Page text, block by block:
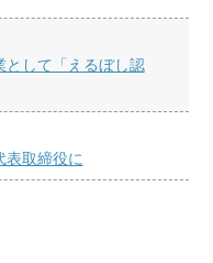
として「えるぼし認
表取締役に